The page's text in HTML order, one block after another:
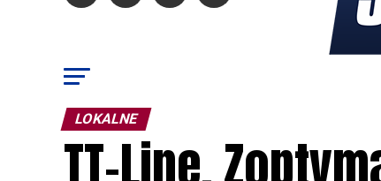
LOKALNE
TT-Line.